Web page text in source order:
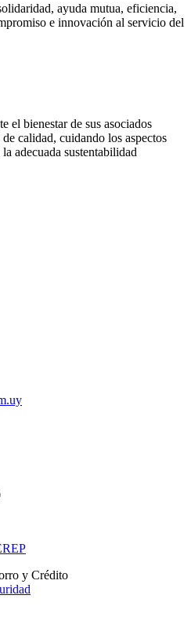
ayuda mutua, eficiencia,
e innovación al servicio del
el bienestar de sus asociados
calidad, cuidando los aspectos
adecuada sustentabilidad
y Crédito